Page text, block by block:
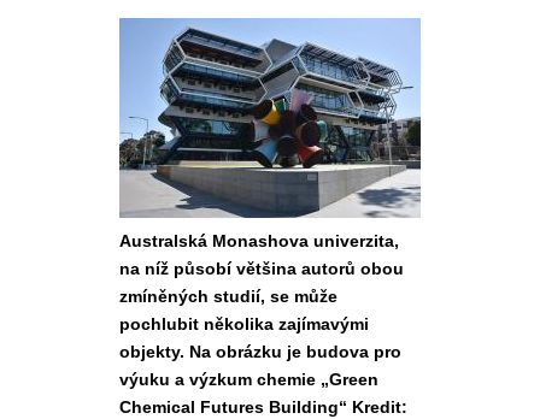
Australská Monashova univerzita,
na níž působí většina autorů obou
zmíněných studií, se může
pochlubit několika zajímavými
objekty. Na obrázku je budova pro
výuku a výzkum chemie „Green
Chemical Futures Building“ Kredit: